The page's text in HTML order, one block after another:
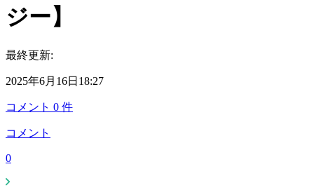
ジー】
最終更新:
2025年6月16日18:27
コメント 0 件
コメント
0